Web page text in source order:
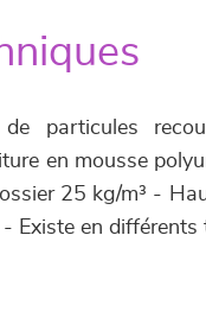
particules
en mousse
25 kg/m³ -
Existe en différents